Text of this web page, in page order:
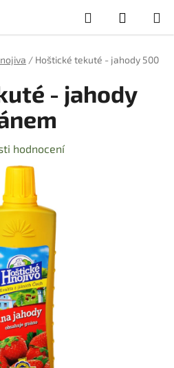
Hledat
KOŠÍK
/ Hoštické tekuté - jahody 500
- jahody
hodnocení